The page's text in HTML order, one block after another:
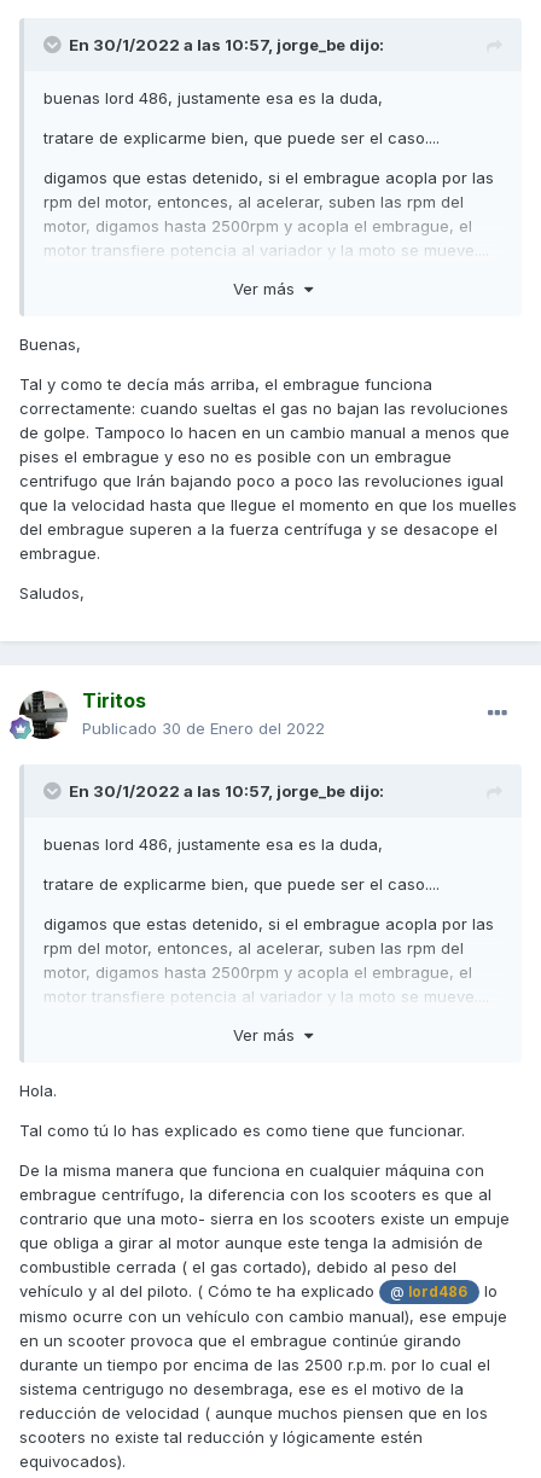
En 30/1/2022 a las 10:57, jorge_be dijo:
buenas lord 486, justamente esa es la duda,
tratare de explicarme bien, que puede ser el caso....
digamos que estas detenido, si el embrague acopla por las
rpm del motor, entonces, al acelerar, suben las rpm del
motor, digamos hasta 2500rpm y acopla el embrague, el
motor transfiere potencia al variador y la moto se mueve....
ahora, estas en marcha, vas a 5000rpm.... a la velocidad
debe ir a ralenti al instante, para lo que el embrague
retencion del motor hasta que este llega a las 2000-
2500rpm y en ese momento es cuando suelta el embrague,
quedando el motor "libre".
en un coche con caja manual, al apretar el embrague las
revoluciones caen al instante, pero en el sistema de
nuestras kymcos no se como funciona esto..... en los
ciclomotores viejos o motosierras, con embragues
umbral y motor-transmicion estan acoplados...bajan las rpm
ningun momento importa la velocidad del vehiculo, el
del motor....
en mi moto, yo suelto gas a 70km/hr y las rpm no caen a
acoplado, permitiendo al motor generar retencion, asi hasta
que las rpm bajan hasta 2000rpm y es ahi donde desacopla
o al soltar gas la retencion deberia ser nula.....
bueno, nada mas.
gracias a todos por lo comentarios.
Ver más
Buenas,
Tal y como te decía más arriba, el embrague funciona
correctamente: cuando sueltas el gas no bajan las revoluciones
de golpe. Tampoco lo hacen en un cambio manual a menos que
pises el embrague y eso no es posible con un embrague
centrifugo que Irán bajando poco a poco las revoluciones igual
que la velocidad hasta que llegue el momento en que los muelles
del embrague superen a la fuerza centrífuga y se desacope el
embrague.
Saludos,
Tiritos
Publicado 30 de Enero del 2022
En 30/1/2022 a las 10:57, jorge_be dijo:
buenas lord 486, justamente esa es la duda,
tratare de explicarme bien, que puede ser el caso....
digamos que estas detenido, si el embrague acopla por las
rpm del motor, entonces, al acelerar, suben las rpm del
motor, digamos hasta 2500rpm y acopla el embrague, el
motor transfiere potencia al variador y la moto se mueve....
ahora, estas en marcha, vas a 5000rpm.... a la velocidad
debe ir a ralenti al instante, para lo que el embrague
retencion del motor hasta que este llega a las 2000-
quedando el motor "libre".
en un coche con caja manual, al apretar el embrague las
revoluciones caen al instante, pero en el sistema de
nuestras kymcos no se como funciona esto..... en los
ciclomotores viejos o motosierras, con embragues
centrifugos tipicos, aumentan las rpm por encima de un
umbral y motor-transmicion estan acoplados...bajan las rpm
de ese umbral y motor-transmision se desacoplan y en
ningun momento importa la velocidad del vehiculo, el
acople/desacople es directo con las rpm, no hay retencion
del motor....
Ver más
Hola.
Tal como tú lo has explicado es como tiene que funcionar.
De la misma manera que funciona en cualquier máquina con
embrague centrífugo, la diferencia con los scooters es que al
contrario que una moto- sierra en los scooters existe un empuje
que obliga a girar al motor aunque este tenga la admisión de
combustible cerrada ( el gas cortado), debido al peso del
vehículo y al del piloto. ( Cómo te ha explicado
@ lord486
lo
mismo ocurre con un vehículo con cambio manual), ese empuje
en un scooter provoca que el embrague continúe girando
durante un tiempo por encima de las 2500 r.p.m. por lo cual el
sistema centrigugo no desembraga, ese es el motivo de la
reducción de velocidad ( aunque muchos piensen que en los
scooters no existe tal reducción y lógicamente estén
equivocados).